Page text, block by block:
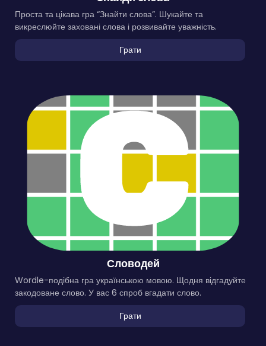
Проста та цікава гра “Знайти слова”. Шукайте та
викреслюйте заховані слова і розвивайте уважність.
Грати
Словодей
Wordle-подібна гра українською мовою. Щодня відгадуйте
закодоване слово. У вас 6 спроб вгадати слово.
Грати